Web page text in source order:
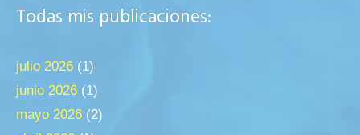
Todas mis publicaciones:
julio 2026 (1)
junio 2026 (1)
mayo 2026 (2)